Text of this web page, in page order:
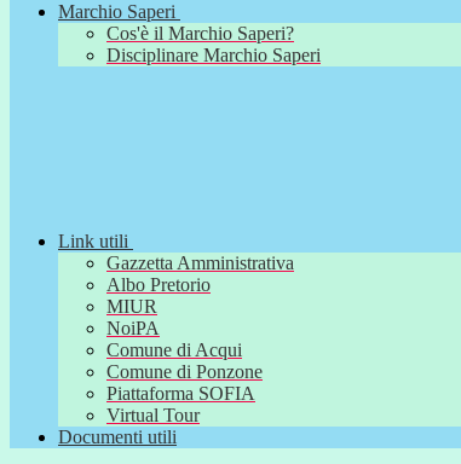
Marchio Saperi
Cos'è il Marchio Saperi?
Disciplinare Marchio Saperi
Link utili
Gazzetta Amministrativa
Albo Pretorio
MIUR
NoiPA
Comune di Acqui
Comune di Ponzone
Piattaforma SOFIA
Virtual Tour
Documenti utili